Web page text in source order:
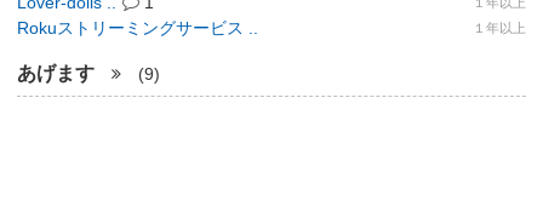
１年以上
Rokuストリーミングサービス .. １年以上
あげます (9)